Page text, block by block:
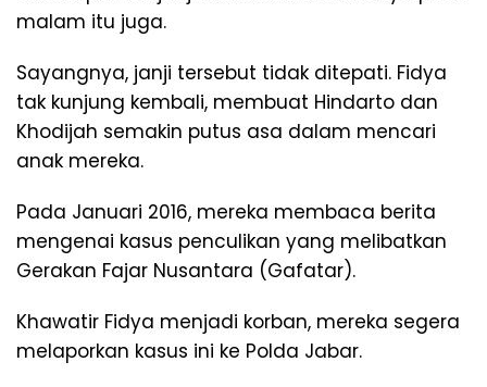
malam itu juga.
Sayangnya, janji tersebut tidak ditepati. Fidya
tak kunjung kembali, membuat Hindarto dan
Khodijah semakin putus asa dalam mencari
anak mereka.
Pada Januari 2016, mereka membaca berita
mengenai kasus penculikan yang melibatkan
Gerakan Fajar Nusantara (Gafatar).
Khawatir Fidya menjadi korban, mereka segera
melaporkan kasus ini ke Polda Jabar.